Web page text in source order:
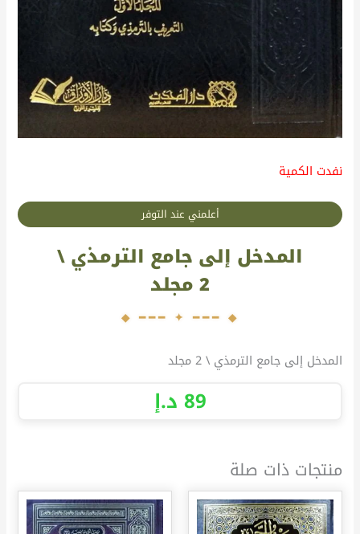
المدخل إلى جامع الترمذي \
2 مجلد
المدخل إلى جامع الترمذي \ 2 مجلد
نفدت الكمية
أعلمني عند التوفر
89د.إ
منتجات ذات صلة